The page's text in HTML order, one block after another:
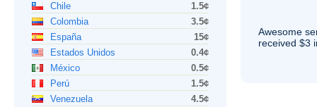
Chile
1.5¢
Colombia
3.5¢
España
15¢
Estados Unidos
0.4¢
México
0.5¢
Perú
1.5¢
Venezuela
4.5¢
Awesome
received $3